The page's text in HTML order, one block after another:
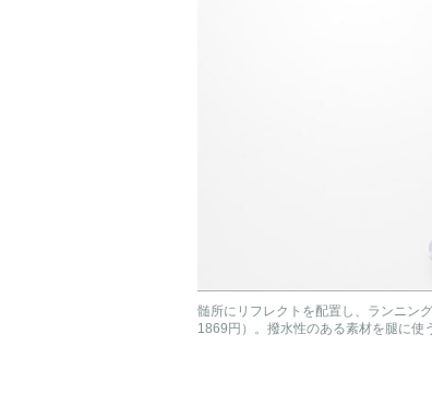
髄所にリフレクトを配置し、ランニン
1869円）。撥水性のある素材を腿に使